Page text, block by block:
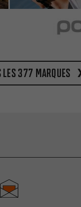
377 marques